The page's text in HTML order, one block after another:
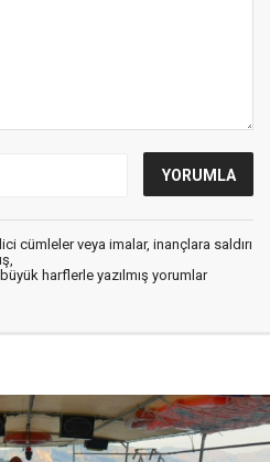
cümleler veya imalar, inançlara saldırı
harflerle yazılmış yorumlar